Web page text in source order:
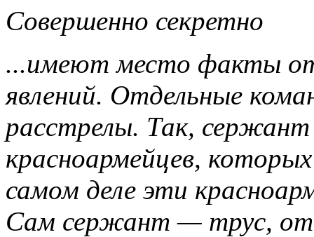
Совершенно секретно
...имеют место факты
явлений. Отдельные
расстрелы. Так, сержант
красноармейцев,
самом деле эти
Сам сержант — трус,